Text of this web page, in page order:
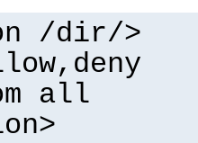
/dir/>
all